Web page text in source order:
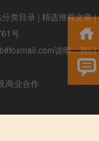
分类目录 | 精选推荐文章|
号
说明，我们
商业合作